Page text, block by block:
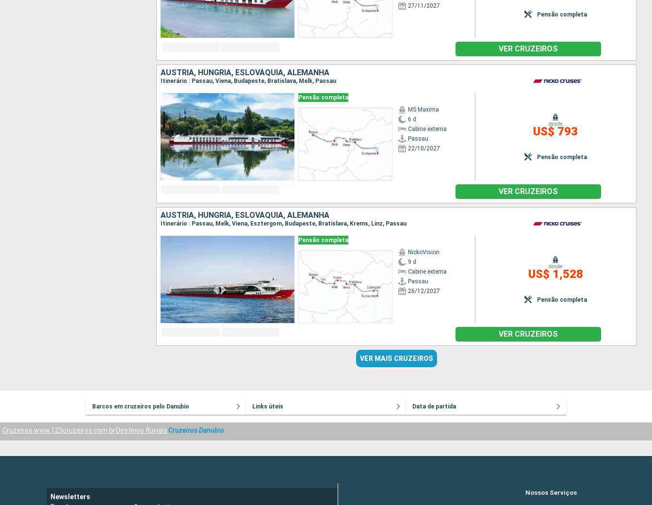
27/11/2027
Pensão completa
VER CRUZEIROS
AUSTRIA, HUNGRIA, ESLOVÁQUIA, ALEMANHA
Itinerário : Passau, Viena, Budapeste, Bratislava, Melk, Passau
Pensão completa
MS Maxima
6 d
Cabine externa
Passau
22/10/2027
desde
US$ 793
Pensão completa
VER CRUZEIROS
AUSTRIA, HUNGRIA, ESLOVÁQUIA, ALEMANHA
Itinerário : Passau, Melk, Viena, Esztergom, Budapeste, Bratislava, Krems, Linz, Passau
Pensão completa
NickoVision
9 d
Cabine externa
Passau
26/12/2027
desde
US$ 1,528
Pensão completa
VER CRUZEIROS
VER MAIS CRUZEIROS
Barcos em cruzeiros pelo Danubio Links úteis Data de partida
Cruzeiros www.123cruzeiros.com.br Destinos fluviaisCruzeiros Danubio
Newsletters
Nossos Serviços